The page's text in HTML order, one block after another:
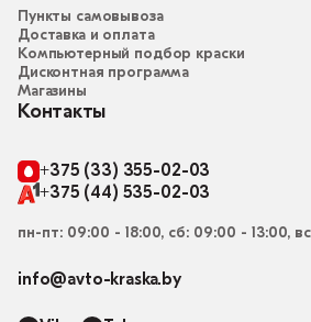
Пункты самовывоза
Доставка и оплата
Компьютерный подбор краски
Дисконтная программа
Магазины
Контакты
+375 (33) 355-02-03
+375 (44) 535-02-03
пн-пт: 09:00 - 18:00, сб: 09:00 - 13:00,
info@avto-kraska.by